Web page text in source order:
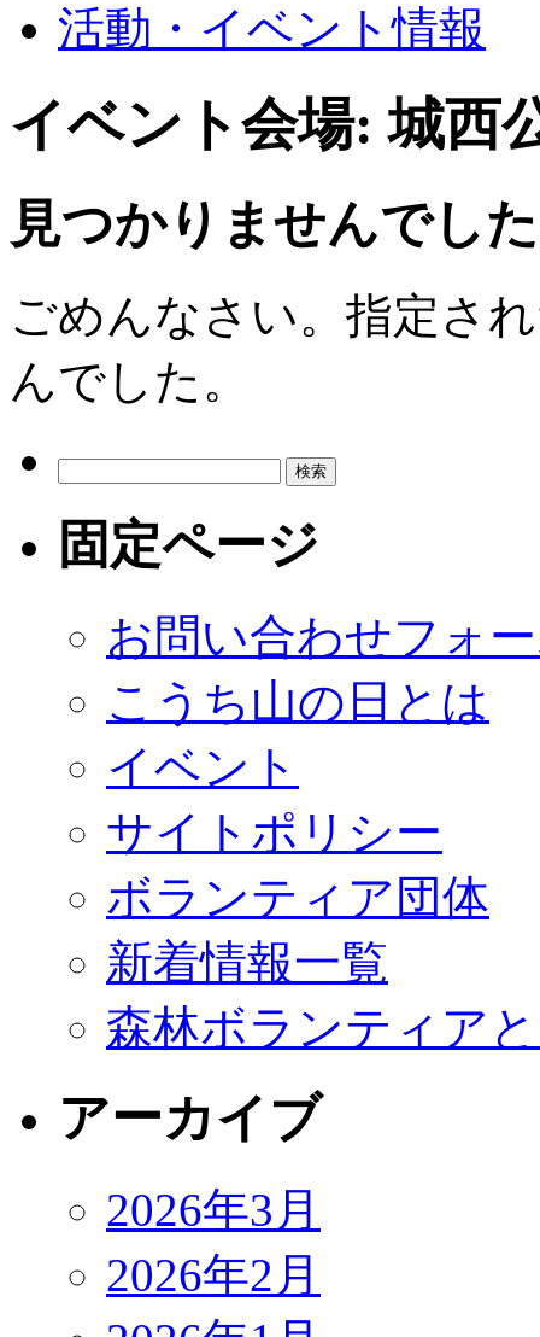
活動・イベント情報
イベント会場:城西
見つかりませんでした
ごめんなさい。指定さ
んでした。
固定ページ
お問い合わせフォ
こうち山の日とは
イベント
サイトポリシー
ボランティア団体
新着情報一覧
森林ボランティア
アーカイブ
2026年3月
2026年2月